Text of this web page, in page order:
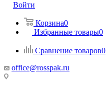
Войти
Корзина0
Избранные товары0
Сравнение товаров0
office@rosspak.ru